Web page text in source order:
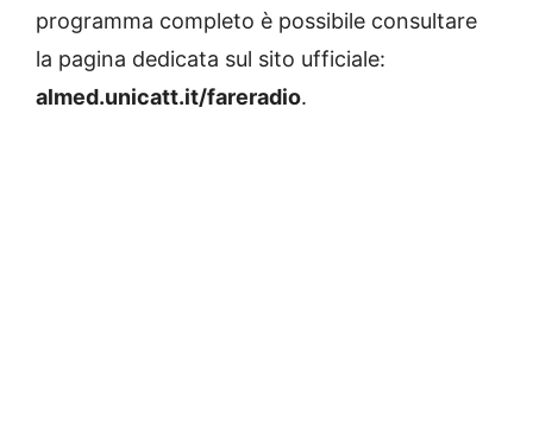
programma completo è possibile consultare
la pagina dedicata sul sito ufficiale:
almed.unicatt.it/fareradio.